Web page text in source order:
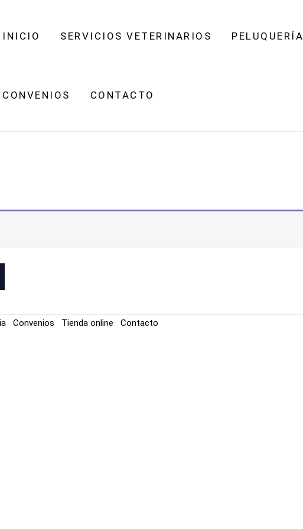
INICIO SERVICIOS VETERINARIOS PELUQUERÍA
CONVENIOS CONTACTO
Convenios Tienda online
Contacto